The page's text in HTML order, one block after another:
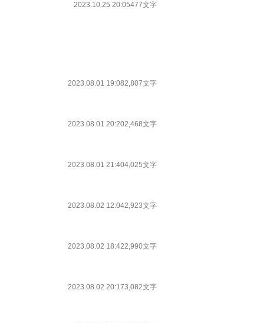
2023.10.25 20:05477文字
2023.08.01 19:082,807文字
2023.08.01 20:202,468文字
2023.08.01 21:404,025文字
2023.08.02 12:042,923文字
2023.08.02 18:422,990文字
2023.08.02 20:173,082文字